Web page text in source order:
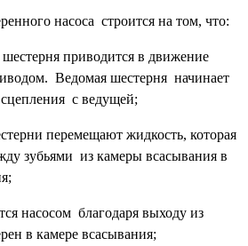
насоса строится на том, что:
приводится в движение
Ведомая шестерня начинает
с ведущей;
перемещают жидкость, которая
зубьями из камеры всасывания в
насосом благодаря выходу из
в камере всасывания;